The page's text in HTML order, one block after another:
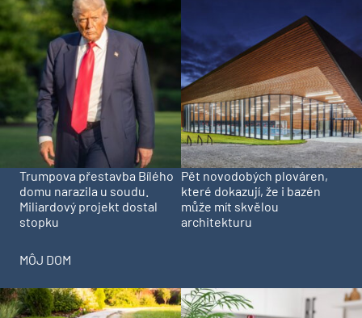
Trumpova přestavba Bílého
domu narazila u soudu.
Miliardový projekt dostal
stopku
Pět novodobých plováren,
které dokazují, že i bazén
může mít skvělou
architekturu
MÔJ DOM